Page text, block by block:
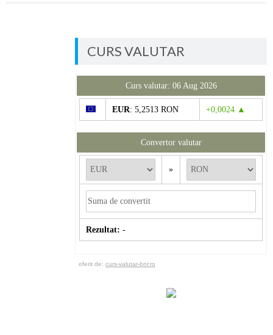
CURS VALUTAR
Curs valutar: 06 Aug 2026
EUR: 5,2513 RON +0,0024 ▲
Convertor valutar
»
Rezultat: -
oferit de: curs-valutar-bnr.ro